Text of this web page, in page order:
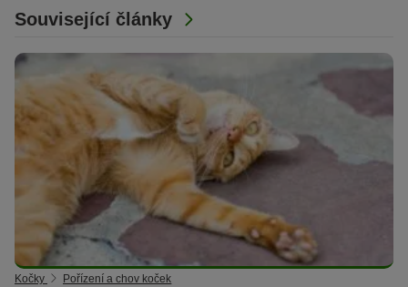
Související články
Kočky Pořízení a chov koček